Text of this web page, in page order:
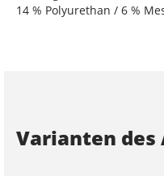
14 % Polyurethan / 6 %
Varianten